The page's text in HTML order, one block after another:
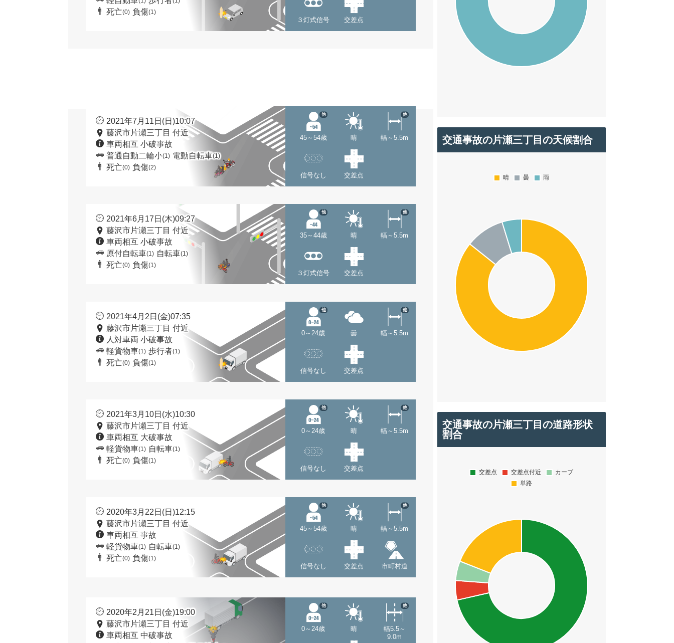
死亡(0) 負傷(1)
３灯式信号 交差点
2021年7月11日(日)10:07
藤沢市片瀬三丁目 付近
車両相互 小破事故
普通自動二輪小(1) 電動自転車(1)
死亡(0) 負傷(2)
45～54歳
他
晴 幅～5.5m
他
信号なし 交差点
2021年6月17日(木)09:27
藤沢市片瀬三丁目 付近
車両相互 小破事故
原付自転車(1) 自転車(1)
死亡(0) 負傷(1)
35～44歳
他
晴 幅～5.5m
他
３灯式信号 交差点
2021年4月2日(金)07:35
藤沢市片瀬三丁目 付近
人対車両 小破事故
軽貨物車(1) 歩行者(1)
死亡(0) 負傷(1)
0～24歳
他
曇 幅～5.5m
他
信号なし 交差点
2021年3月10日(水)10:30
藤沢市片瀬三丁目 付近
車両相互 大破事故
軽貨物車(1) 自転車(1)
死亡(0) 負傷(1)
0～24歳
他
晴 幅～5.5m
他
信号なし 交差点
2020年3月22日(日)12:15
藤沢市片瀬三丁目 付近
車両相互 事故
軽貨物車(1) 自転車(1)
死亡(0) 負傷(1)
45～54歳
他
晴 幅～5.5m
他
信号なし 交差点 市町村道
2020年2月21日(金)19:00
藤沢市片瀬三丁目 付近
車両相互 中破事故
0～24歳
他
晴
幅5.5～
9.0m
他
交通事故の片瀬三丁目の天候割合
交通事故の片瀬三丁目の道路形状
割合